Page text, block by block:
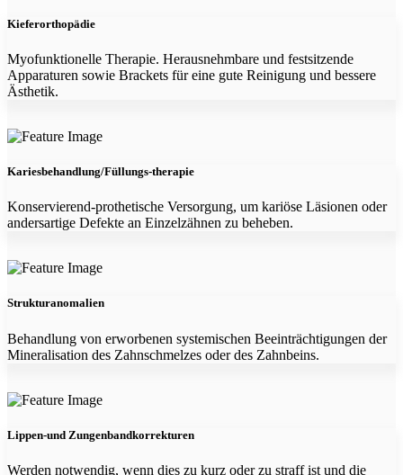
Kieferorthopädie
Myofunktionelle Therapie. Herausnehmbare und festsitzende
Apparaturen sowie Brackets für eine gute Reinigung und bessere
Ästhetik.
Kariesbehandlung/Füllungs-therapie
Konservierend-prothetische Versorgung, um kariöse Läsionen oder
andersartige Defekte an Einzelzähnen zu beheben.
Strukturanomalien
Behandlung von erworbenen systemischen Beeinträchtigungen der
Mineralisation des Zahnschmelzes oder des Zahnbeins.
Lippen-und Zungenbandkorrekturen
Werden notwendig, wenn dies zu kurz oder zu straff ist und die